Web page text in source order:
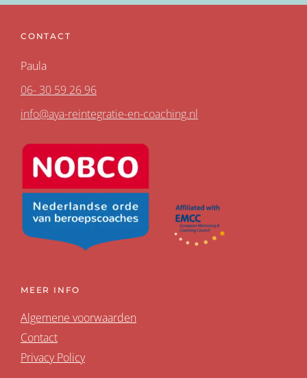
CONTACT
Paula
06- 30 59 26 96
info@aya-reintegratie-en-coaching.nl
MEER INFO
Algemene voorwaarden
Contact
Privacy Policy